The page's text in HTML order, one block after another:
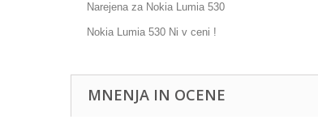
Narejena za Nokia Lumia 530
Nokia Lumia 530 Ni v ceni !
MNENJA IN OCENE